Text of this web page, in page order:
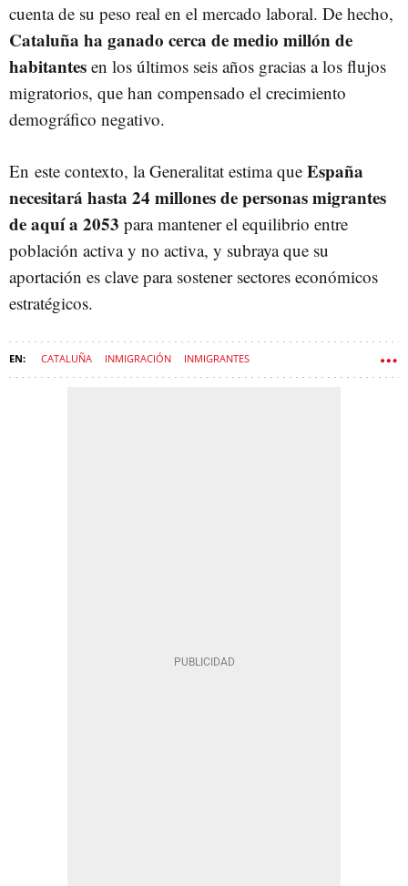
cuenta de su peso real en el mercado laboral. De hecho,
Cataluña ha ganado cerca de medio millón de
habitantes en los últimos seis años gracias a los flujos
migratorios, que han compensado el crecimiento
demográfico negativo.
En este contexto, la Generalitat estima que España
necesitará hasta 24 millones de personas migrantes
de aquí a 2053 para mantener el equilibrio entre
población activa y no activa, y subraya que su
aportación es clave para sostener sectores económicos
estratégicos.
CATALUÑA INMIGRACIÓN INMIGRANTES